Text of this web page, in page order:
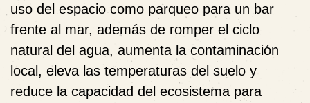
uso del espacio como parqueo para un bar
frente al mar, además de romper el ciclo
natural del agua, aumenta la contaminación
local, eleva las temperaturas del suelo y
reduce la capacidad del ecosistema para